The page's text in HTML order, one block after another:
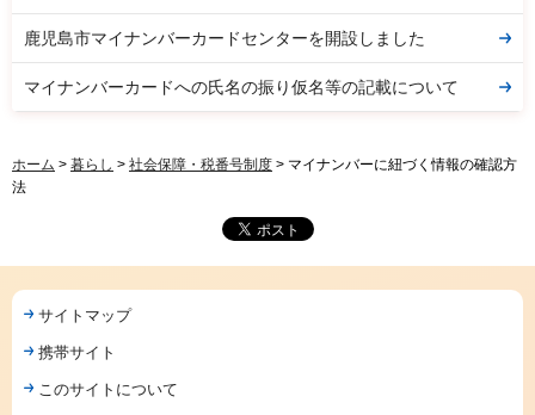
鹿児島市マイナンバーカードセンターを開設しました
マイナンバーカードへの氏名の振り仮名等の記載について
ホーム > 暮らし > 社会保障・税番号制度 > マイナンバーに紐づく情報の確認方
法
サイトマップ
携帯サイト
このサイトについて